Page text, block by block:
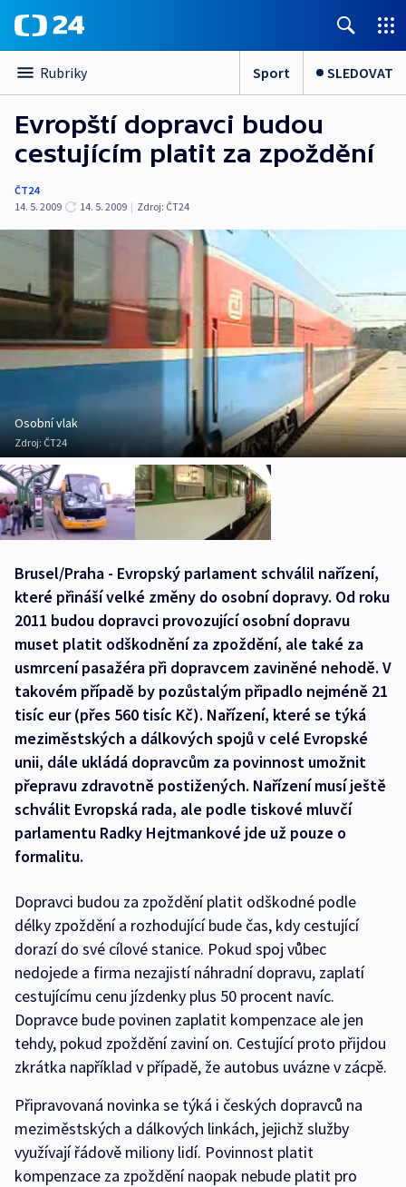
Rubriky Sport SLEDOVAT
Evropští dopravci budou
cestujícím platit za zpoždění
ČT24
14. 5. 2009
14. 5. 2009 | Zdroj: ČT24
Osobní vlak
Zdroj: ČT24
Brusel/Praha - Evropský parlament schválil nařízení,
které přináší velké změny do osobní dopravy. Od roku
2011 budou dopravci provozující osobní dopravu
muset platit odškodnění za zpoždění, ale také za
usmrcení pasažéra při dopravcem zaviněné nehodě. V
takovém případě by pozůstalým připadlo nejméně 21
tisíc eur (přes 560 tisíc Kč). Nařízení, které se týká
meziměstských a dálkových spojů v celé Evropské
unii, dále ukládá dopravcům za povinnost umožnit
přepravu zdravotně postižených. Nařízení musí ještě
schválit Evropská rada, ale podle tiskové mluvčí
parlamentu Radky Hejtmankové jde už pouze o
formalitu.
Dopravci budou za zpoždění platit odškodné podle
délky zpoždění a rozhodující bude čas, kdy cestující
dorazí do své cílové stanice. Pokud spoj vůbec
nedojede a firma nezajistí náhradní dopravu, zaplatí
cestujícímu cenu jízdenky plus 50 procent navíc.
Dopravce bude povinen zaplatit kompenzace ale jen
tehdy, pokud zpoždění zaviní on. Cestující proto přijdou
zkrátka například v případě, že autobus uvázne v zácpě.
Připravovaná novinka se týká i českých dopravců na
meziměstských a dálkových linkách, jejichž služby
využívají řádově miliony lidí. Povinnost platit
kompenzace za zpoždění naopak nebude platit pro